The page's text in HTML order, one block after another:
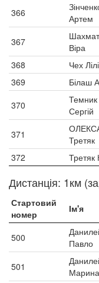
366
Артем
367
Віра
368
Чех
369
Білаш
370
Темник
Сергій
371
Третяк
372
Третяк
Дистанція: 1км
Стартовий
номер
Ім'я
500
Павло
501
Марина